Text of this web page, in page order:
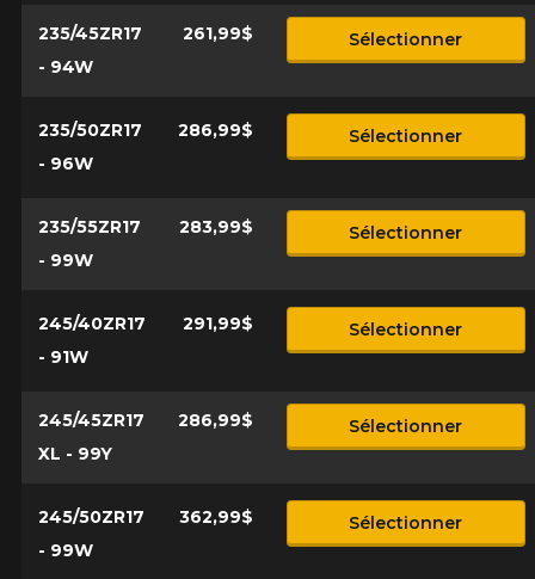
235/45ZR17
- 94W
261,99$ Sélectionner
235/50ZR17
- 96W
286,99$ Sélectionner
235/55ZR17
- 99W
283,99$ Sélectionner
245/40ZR17
- 91W
291,99$ Sélectionner
245/45ZR17
XL - 99Y
286,99$ Sélectionner
245/50ZR17
- 99W
362,99$ Sélectionner